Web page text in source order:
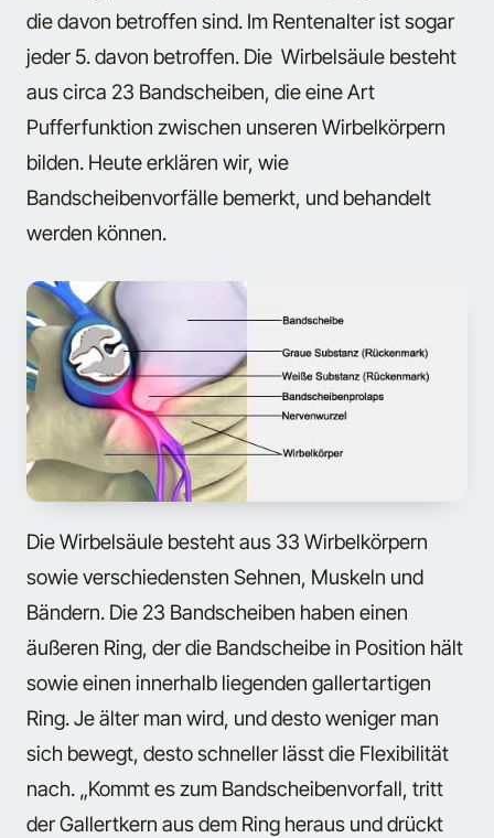
die davon betroffen sind. Im Rentenalter ist sogar
jeder 5. davon betroffen. Die Wirbelsäule besteht
aus circa 23 Bandscheiben, die eine Art
Pufferfunktion zwischen unseren Wirbelkörpern
bilden. Heute erklären wir, wie
Bandscheibenvorfälle bemerkt, und behandelt
werden können.
Die Wirbelsäule besteht aus 33 Wirbelkörpern
sowie verschiedensten Sehnen, Muskeln und
Bändern. Die 23 Bandscheiben haben einen
äußeren Ring, der die Bandscheibe in Position hält
sowie einen innerhalb liegenden gallertartigen
Ring. Je älter man wird, und desto weniger man
sich bewegt, desto schneller lässt die Flexibilität
nach. „Kommt es zum Bandscheibenvorfall, tritt
der Gallertkern aus dem Ring heraus und drückt